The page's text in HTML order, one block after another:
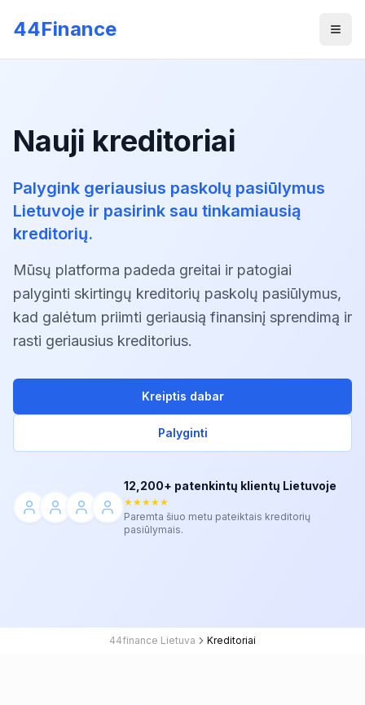
44Finance
Nauji kreditoriai
Palygink geriausius paskolų pasiūlymus
Lietuvoje ir pasirink sau tinkamiausią
kreditorių.
Mūsų platforma padeda greitai ir patogiai
palyginti skirtingų kreditorių paskolų pasiūlymus,
kad galėtum priimti geriausią finansinį sprendimą ir
rasti geriausius kreditorius.
Kreiptis dabar
Palyginti
12,200+ patenkintų klientų Lietuvoje
★★★★★
Paremta šiuo metu pateiktais kreditorių
pasiūlymais.
44finance Lietuva Kreditoriai